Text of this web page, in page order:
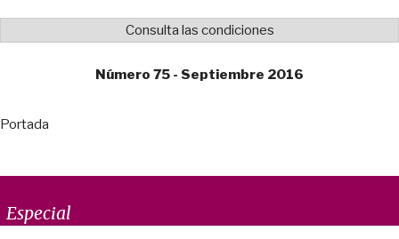
Consulta las condiciones
Número 75 - Septiembre 2016
Portada
Especial